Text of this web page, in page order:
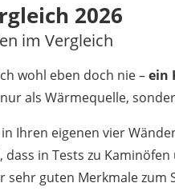
2026
im Vergleich
wohl eben doch nie –ein
als Wärmequelle,
Ihren eigenen vier
in Tests zu
sehr guten Merkmale zum